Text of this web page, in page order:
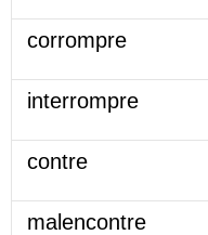
corrompre
interrompre
contre
malencontre